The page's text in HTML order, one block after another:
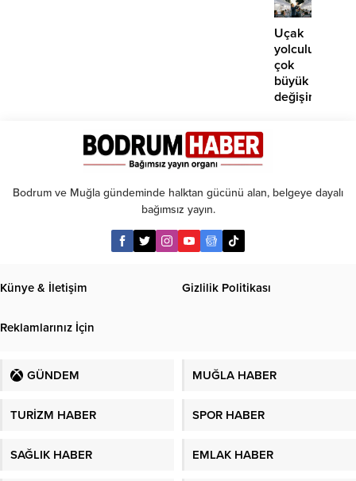
teklifi
Uçak
çok
büyük
değişim:
Bodrum ve Muğla gündeminde halktan gücünü alan, belgeye dayalı
bağımsız yayın.
Künye & İletişim Gizlilik Politikası
Reklamlarınız İçin
GÜNDEM MUĞLA HABER
TURİZM HABER SPOR HABER
SAĞLIK HABER EMLAK HABER